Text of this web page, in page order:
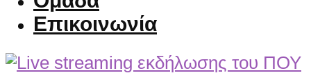
Επικοινωνία